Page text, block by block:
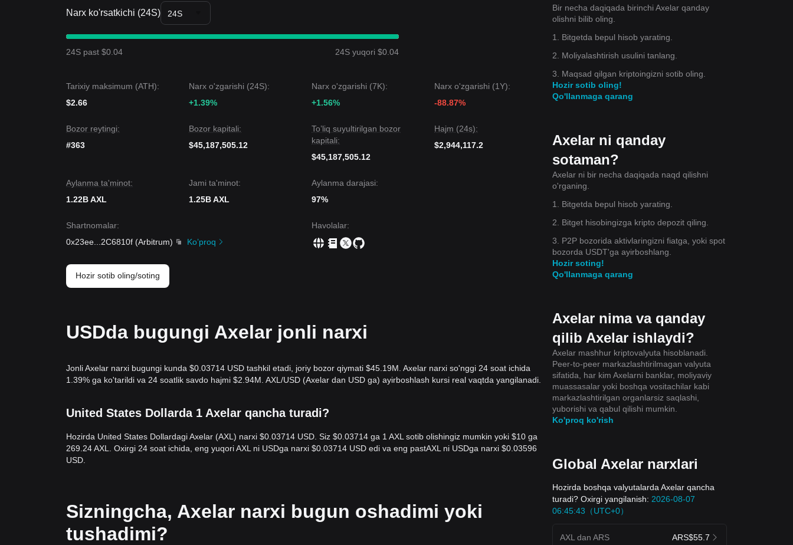
Tendensiyalar xulosasi
Qisqa muddatli nuqtayi nazardan olganda, Axelar so‘nggi 7 kun davomidaRounded Bottom (yumaloq tub)
tuzilmasini ko‘rsatdi, bozor kayfiyati “Fear”dan
tomonga o‘zgardi. Savdo hajmining ortib borishi volatillik bo‘yicha
yaqinlashib kelayotgan breakout ehtimolini bildiradi.
Pessimistik ssenariy:$0.6850 dan pastga tushish$0.6200
ni nishonga oladi.
Bozor konsensusi
yonlama harakat qilishi mumkin bo‘lsa-da,
$0.6850 dan yuqorida turguncha o‘rta muddatli trend Bullishbo‘lib qoladi.
Narx ko'rsatkichi (24S) 24S
24S past $0.04 24S yuqori $0.04
Tarixiy maksimum (ATH):
$2.66
Narx o'zgarishi (24S):
+1.39%
Narx o'zgarishi (7K):
+1.56%
Narx o'zgarishi (1Y):
-88.87%
Bozor reytingi:
#363
Bozor kapitali:
$45,187,505.12
To’liq suyultirilgan bozor
kapitali:
$45,187,505.12
Hajm (24s):
$2,944,117.2
Aylanma ta'minot:
1.22B AXL
Jami ta'minot:
1.25B AXL
Aylanma darajasi:
97%
Shartnomalar:
0x23ee
2C6810f (Arbitrum) Ko’proq
Havolalar:
Hozir sotib oling/soting
USDda bugungi Axelar jonli narxi
Jonli Axelar narxi bugungi kunda $0.03714 USD tashkil etadi, joriy bozor qiymati $45.19M. Axelar narxi so'nggi 24 soat ichida
1.39% ga ko'tarildi va 24 soatlik savdo hajmi $2.94M. AXL/USD (Axelar dan USD ga) ayirboshlash kursi real vaqtda yangilanadi.
United States Dollarda 1 Axelar qancha turadi?
Hozirda United States Dollardagi Axelar (AXL) narxi $0.03714 USD. Siz $0.03714 ga 1 AXL sotib olishingiz mumkin yoki $10 ga
269.24 AXL. Oxirgi 24 soat ichida, eng yuqori AXL ni USDga narxi $0.03714 USD edi va eng pastAXL ni USDga narxi $0.03596
USD.
Sizningcha, Axelar narxi bugun oshadimi yoki
tushadimi?
Bir necha daqiqada birinchi Axelar qanday
olishni bilib oling.
1. Bitgetda bepul hisob yarating.
2. Moliyalashtirish usulini tanlang.
3. Maqsad qilgan kriptoingizni sotib oling.
Hozir sotib oling!
Qo'llanmaga qarang
Axelar ni qanday
sotaman?
Axelar ni bir necha daqiqada naqd qilishni
o'rganing.
1. Bitgetda bepul hisob yarating.
2. Bitget hisobingizga kripto depozit qiling.
3. P2P bozorida aktivlaringizni fiatga, yoki spot
bozorda USDT'ga ayirboshlang.
Hozir soting!
Qo'llanmaga qarang
Axelar nima va qanday
qilib Axelar ishlaydi?
Axelar mashhur kriptovalyuta hisoblanadi.
Peer-to-peer markazlashtirilmagan valyuta
sifatida, har kim Axelarni banklar, moliyaviy
muassasalar yoki boshqa vositachilar kabi
markazlashtirilgan organlarsiz saqlashi,
yuborishi va qabul qilishi mumkin.
Ko'proq ko'rish
Global Axelar narxlari
Hozirda boshqa valyutalarda Axelar qancha
turadi? Oxirgi yangilanish: 2026-08-07
06:45:43（UTC+0）
AXL dan ARS ARS$55.7